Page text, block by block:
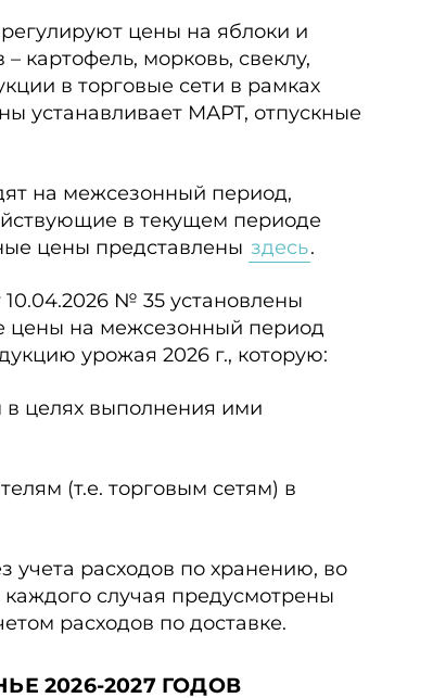
цены на яблоки и
картофель, морковь, свеклу,
в торговые сети в рамках
устанавливает МАРТ, отпускные
на межсезонный период,
в текущем периоде
цены представлены здесь.
№ 35 установлены
цены на межсезонный период
урожая 2026 г., которую:
целях выполнения ими
(т.е. торговым сетям) в
учета расходов по хранению, во
случая предусмотрены
расходов по доставке.
2026-2027 ГОДОВ